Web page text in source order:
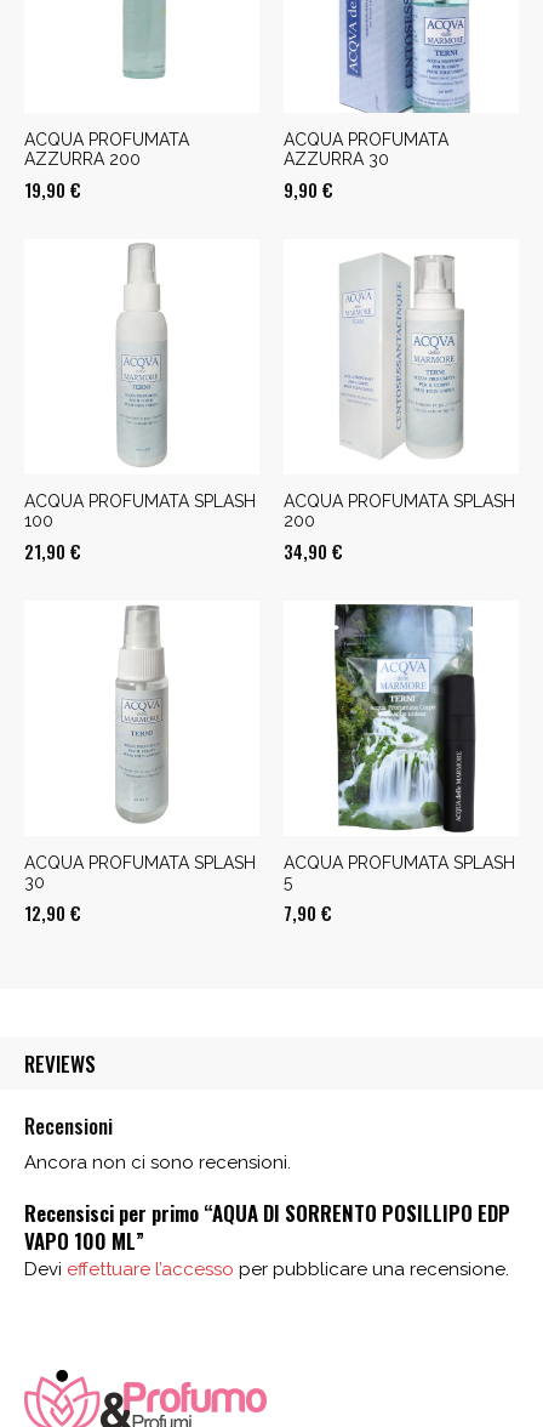
ACQUA PROFUMATA
AZZURRA 200
19,90 €
ACQUA PROFUMATA
AZZURRA 30
9,90 €
ACQUA PROFUMATA SPLASH
100
21,90 €
ACQUA PROFUMATA SPLASH
200
34,90 €
ACQUA PROFUMATA SPLASH
30
12,90 €
ACQUA PROFUMATA SPLASH
5
7,90 €
REVIEWS
Recensioni
Ancora non ci sono recensioni.
Recensisci per primo “AQUA DI SORRENTO POSILLIPO EDP
VAPO 100 ML”
Devi effettuare l’accesso per pubblicare una recensione.